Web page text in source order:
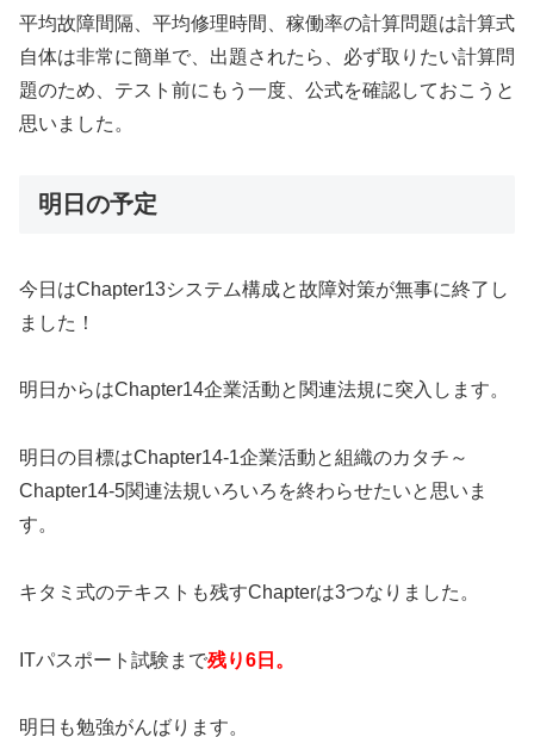
平均故障間隔、平均修理時間、稼働率の計算問題は計算式
自体は非常に簡単で、出題されたら、必ず取りたい計算問
題のため、テスト前にもう一度、公式を確認しておこうと
思いました。
明日の予定
今日はChapter13システム構成と故障対策が無事に終了し
ました！
明日からはChapter14企業活動と関連法規に突入します。
明日の目標はChapter14-1企業活動と組織のカタチ～
Chapter14-5関連法規いろいろを終わらせたいと思いま
す。
キタミ式のテキストも残すChapterは3つなりました。
ITパスポート試験まで残り6日。
明日も勉強がんばります。